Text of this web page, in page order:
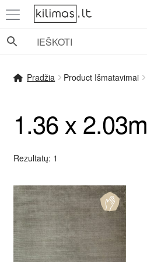
Pereiti
prie
meniu
Pereiti
prie
turinio
Pradžia Product Išmatavimai
1.36 x 2.03m
Rezultatų: 1